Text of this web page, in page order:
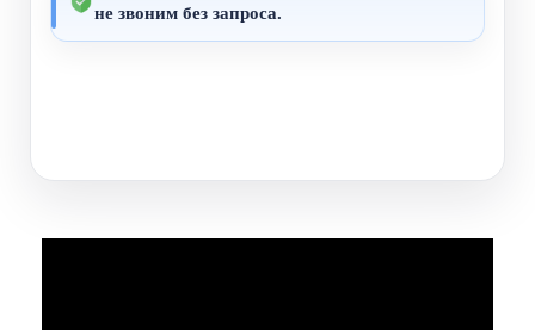
не звоним без запроса.